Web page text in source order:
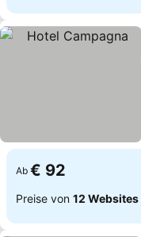
Ab € 92
Preise von 12 Websites